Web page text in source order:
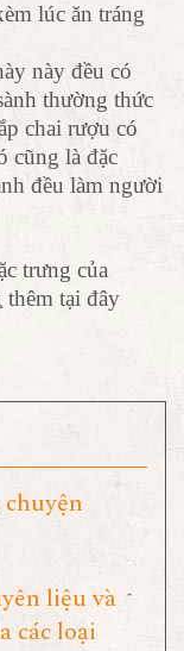
lúc ăn tráng
này đều có
thường thức
chai rượu có
cũng là đặc
đều làm người
trưng của
thêm tại đây
liệu và
các loại